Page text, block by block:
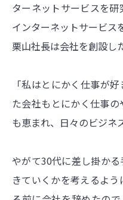
ターネットサービスを
インターネットサービス
栗山社長は会社を創設し
「私はとにかく仕事が
た会社もとにかく仕事
も恵まれ、日々のビジネ
やがて30代に差し掛か
きていくかを考えるよ